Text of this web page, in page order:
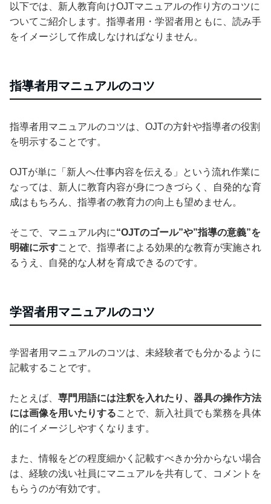
以下では、新人教育向けOJTマニュアルの作り方のコツに
ついてご紹介します。指導者用・学習者用ともに、読み手
をイメージして作成しなければなりません。
指導者用マニュアルのコツ
指導者用マニュアルのコツは、OJTの方針や指導者の役割
を明示することです。
OJTが単に「新人へ仕事内容を伝える」という流れ作業に
なっては、新人に教育内容が身につきづらく、自発的な育
成はもちろん、指導者の教育力の向上も望めません。
そこで、マニュアル内に“OJTのゴール”や”指導の意義”を
明確に示すことで、指導者による効果的な教育が実施され
るうえ、自発的な人材を育成できるのです。
学習者用マニュアルのコツ
学習者用マニュアルのコツは、未経験者でも分かるように
記載することです。
たとえば、 専門用語には注釈を入れたり、器具の操作方法
には画像を用いたりすることで、新入社員でも業務を具体
的にイメージしやすくなります。
また、情報をどの程度細かく記載すべきか分からない場合
は、経験の浅い社員にマニュアルを共有して、コメントを
もらうのが有効です。